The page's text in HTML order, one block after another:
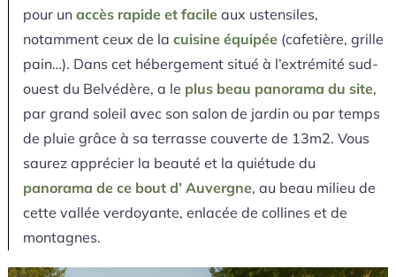
pour un accès rapide et facile aux ustensiles,
notamment ceux de la cuisine équipée (cafetière, grille
pain…). Dans cet hébergement situé à l’extrémité sud-
ouest du Belvédère, a le plus beau panorama du site,
par grand soleil avec son salon de jardin ou par temps
de pluie grâce à sa terrasse couverte de 13m2. Vous
saurez apprécier la beauté et la quiétude du
panorama de ce bout d’ Auvergne, au beau milieu de
cette vallée verdoyante, enlacée de collines et de
montagnes.